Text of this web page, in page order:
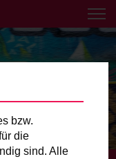
Nähe aus!
und
bzw.
die
sind. Alle